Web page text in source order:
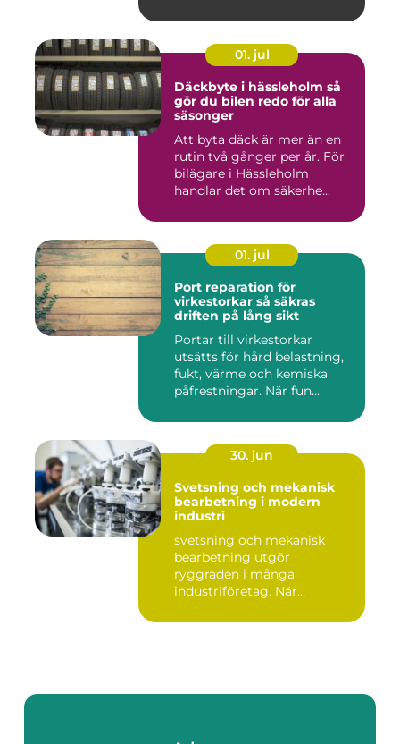
01. jul
Däckbyte i hässleholm så
gör du bilen redo för alla
säsonger
Att byta däck är mer än en
rutin två gånger per år. För
bilägare i Hässleholm
handlar det om säkerhe...
01. jul
Port reparation för
virkestorkar så säkras
driften på lång sikt
Portar till virkestorkar
utsätts för hård belastning,
fukt, värme och kemiska
påfrestningar. När fun...
30. jun
Svetsning och mekanisk
bearbetning i modern
industri
svetsning och mekanisk
bearbetning utgör
ryggraden i många
industriföretag. När